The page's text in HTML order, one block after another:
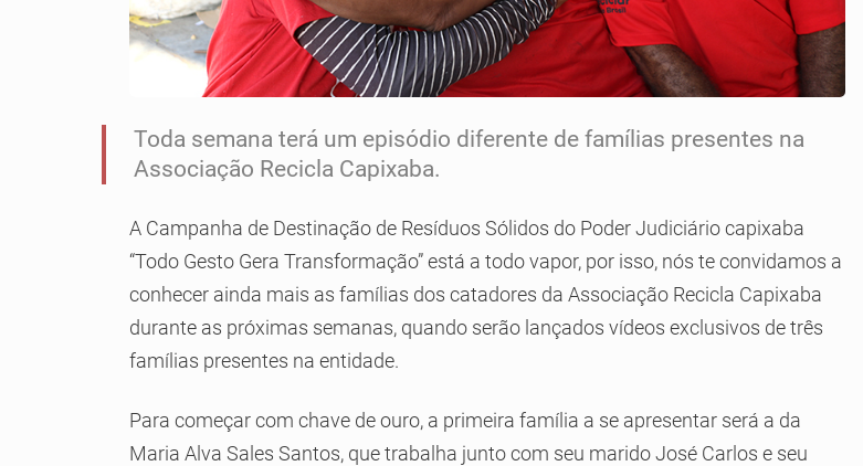
Toda semana terá um episódio diferente de famílias presentes na
Associação Recicla Capixaba.
A Campanha de Destinação de Resíduos Sólidos do Poder Judiciário capixaba
“Todo Gesto Gera Transformação” está a todo vapor, por isso, nós te convidamos a
conhecer ainda mais as famílias dos catadores da Associação Recicla Capixaba
durante as próximas semanas, quando serão lançados vídeos exclusivos de três
famílias presentes na entidade.
Para começar com chave de ouro, a primeira família a se apresentar será a da
Maria Alva Sales Santos, que trabalha junto com seu marido José Carlos e seu